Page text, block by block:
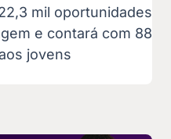
mil oportunidades
e contará com 88
jovens